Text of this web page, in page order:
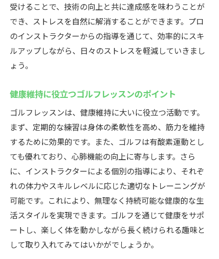
受けることで、技術の向上と共に達成感を味わうことが
でき、ストレスを自然に解消することができます。プロ
のインストラクターからの指導を通じて、効率的にスキ
ルアップしながら、日々のストレスを軽減していきまし
ょう。
健康維持に役立つゴルフレッスンのポイント
ゴルフレッスンは、健康維持に大いに役立つ活動です。
まず、定期的な練習は身体の柔軟性を高め、筋力を維持
するために効果的です。また、ゴルフは有酸素運動とし
ても優れており、心肺機能の向上に寄与します。さら
に、インストラクターによる個別の指導により、それぞ
れの体力やスキルレベルに応じた適切なトレーニングが
可能です。これにより、無理なく持続可能な健康的な生
活スタイルを実現できます。ゴルフを通じて健康をサポ
ートし、楽しく体を動かしながら長く続けられる趣味と
して取り入れてみてはいかがでしょうか。